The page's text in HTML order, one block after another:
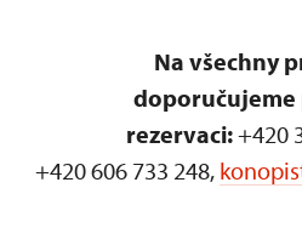
Na všechny
doporučujeme
rezervaci:+420
+420 606 733 248,